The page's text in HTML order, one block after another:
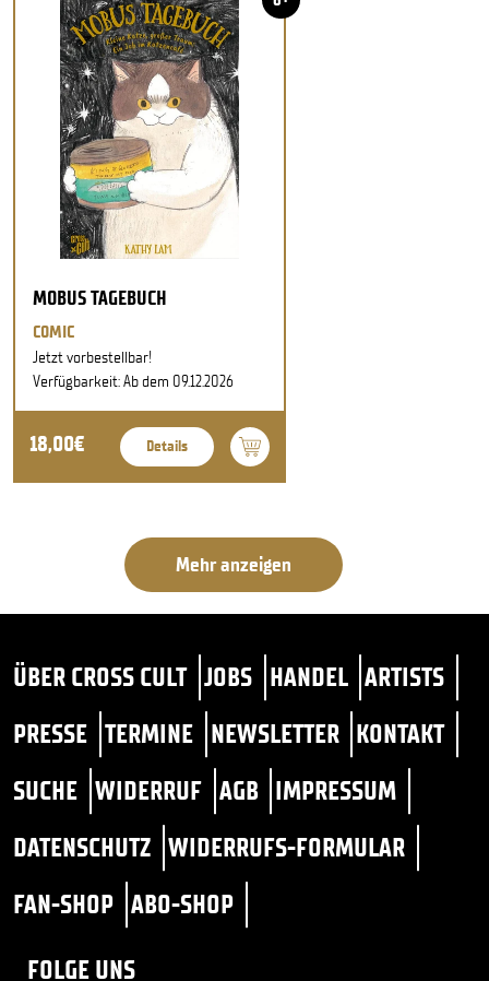
MOBUS TAGEBUCH
COMIC
Jetzt vorbestellbar!
Verfügbarkeit: Ab dem 09.12.2026
18,00€ Details
Mehr anzeigen
ÜBER CROSS CULT JOBS HANDEL ARTISTS
PRESSE TERMINE NEWSLETTER KONTAKT
SUCHE WIDERRUF AGB IMPRESSUM
DATENSCHUTZ WIDERRUFS-FORMULAR
FAN-SHOP ABO-SHOP
FOLGE UNS